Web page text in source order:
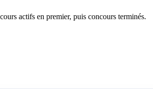
actifs en premier, puis concours terminés.